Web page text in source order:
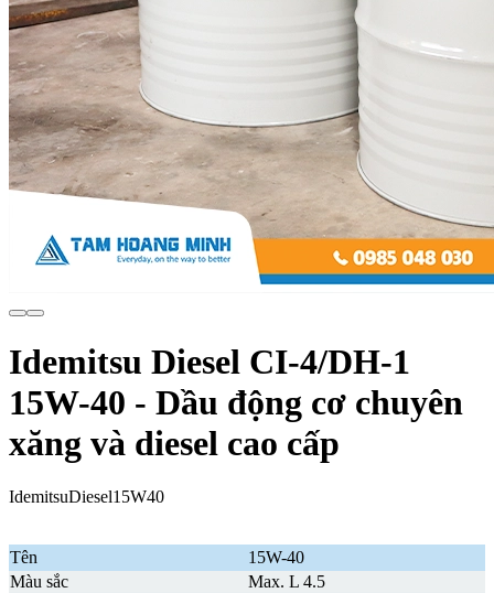
Idemitsu Diesel CI-4/DH-1
15W-40 - Dầu động cơ chuyên
xăng và diesel cao cấp
IdemitsuDiesel15W40
Tên
15W-40
Màu sắc
Max. L 4.5